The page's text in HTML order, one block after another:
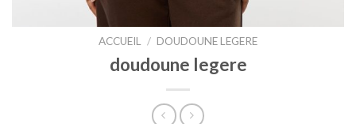
ACCUEIL / DOUDOUNE LEGERE
doudoune legere